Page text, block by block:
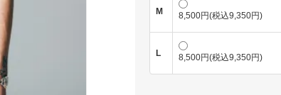
M 8,500円(税込9,350円)
L 8,500円(税込9,350円)